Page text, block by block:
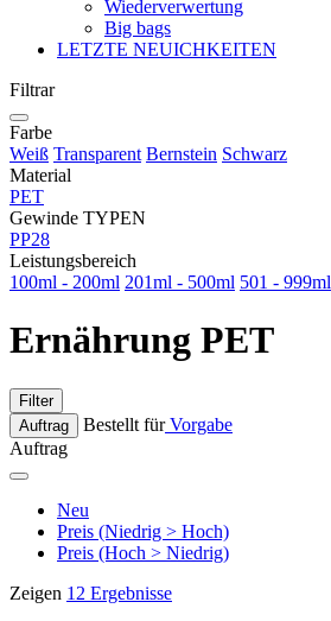
Wiederverwertung
Big bags
LETZTE NEUICHKEITEN
Filtrar
Farbe
Weiß Transparent Bernstein Schwarz
Material
PET
Gewinde TYPEN
PP28
Leistungsbereich
100ml - 200ml 201ml - 500ml 501 - 999ml
Ernährung PET
Filter
Auftrag
Bestellt fürVorgabe
Auftrag
Neu
Preis (Niedrig > Hoch)
Preis (Hoch > Niedrig)
Zeigen 12 Ergebnisse